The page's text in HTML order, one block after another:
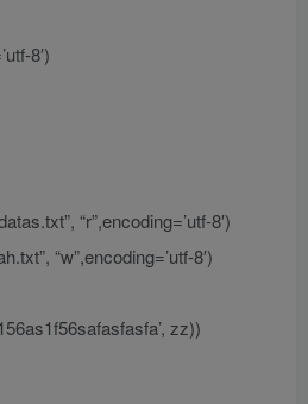
8′)
“r”,encoding=’utf-8′)
“w”,encoding=’utf-8′)
zz))